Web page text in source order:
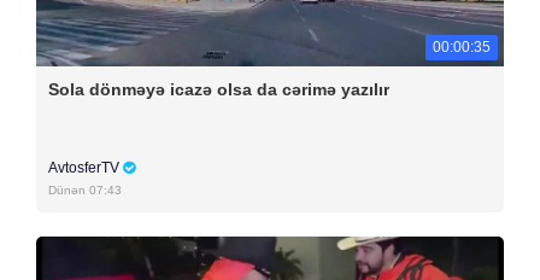
00:00:35
Sola dönməyə icazə olsa da cərimə yazılır
AvtosferTV
Dünən 07:43